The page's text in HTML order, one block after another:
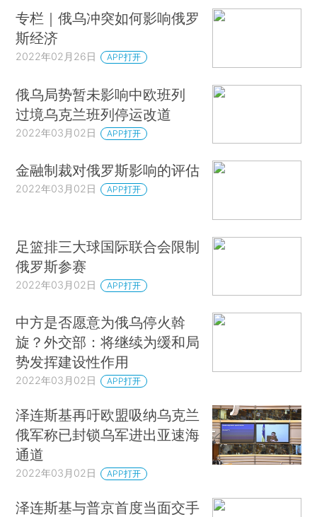
专栏｜俄乌冲突如何影响俄罗
斯经济
2022年02月26日 APP打开
俄乌局势暂未影响中欧班列
过境乌克兰班列停运改道
2022年03月02日 APP打开
金融制裁对俄罗斯影响的评估
2022年03月02日 APP打开
足篮排三大球国际联合会限制
俄罗斯参赛
2022年03月02日 APP打开
中方是否愿意为俄乌停火斡
旋？外交部：将继续为缓和局
势发挥建设性作用
2022年03月02日 APP打开
泽连斯基再吁欧盟吸纳乌克兰
俄军称已封锁乌军进出亚速海
通道
2022年03月02日 APP打开
泽连斯基与普京首度当面交手